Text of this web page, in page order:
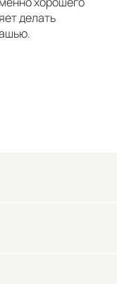
делать